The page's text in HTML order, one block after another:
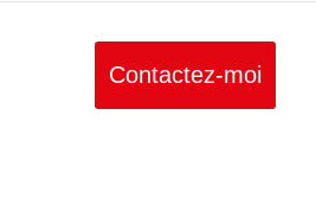
Contactez-moi